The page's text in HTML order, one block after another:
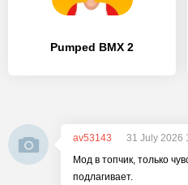
Pumped BMX 2
av53143
31 July 2026
Мод в топчик, только
подлагивает.